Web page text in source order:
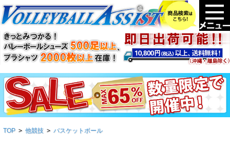
TOP > 他競技 > バスケットボール